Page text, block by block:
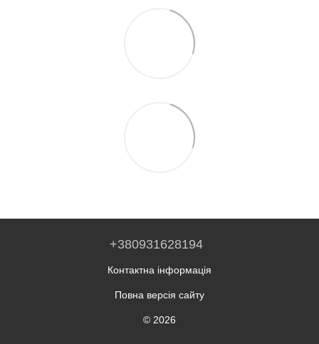
+380931628194
Контактна інформація
Повна версія сайту
© 2026